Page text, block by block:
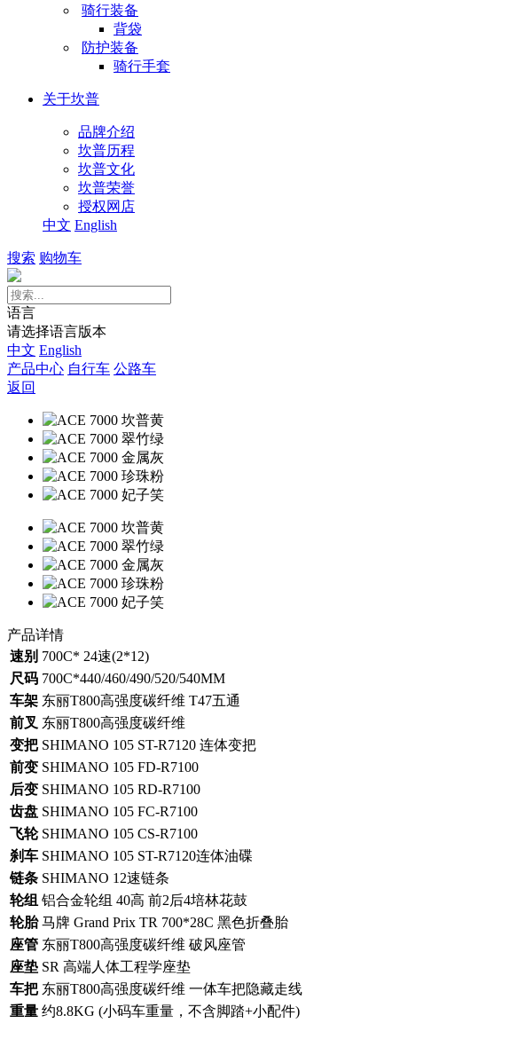
骑行装备
背袋
防护装备
骑行手套
关于坎普
品牌介绍
坎普历程
坎普文化
坎普荣誉
授权网店
中文 English
搜索 购物车
语言
请选择语言版本
中文 English
产品中心 自行车 公路车
返回
产品详情
速别 700C* 24速(2*12)
尺码 700C*440/460/490/520/540MM
车架 东丽T800高强度碳纤维 T47五通
前叉 东丽T800高强度碳纤维
变把 SHIMANO 105 ST-R7120 连体变把
前变 SHIMANO 105 FD-R7100
后变 SHIMANO 105 RD-R7100
齿盘 SHIMANO 105 FC-R7100
飞轮 SHIMANO 105 CS-R7100
刹车 SHIMANO 105 ST-R7120连体油碟
链条 SHIMANO 12速链条
轮组 铝合金轮组 40高 前2后4培林花鼓
轮胎 马牌 Grand Prix TR 700*28C 黑色折叠胎
座管 东丽T800高强度碳纤维 破风座管
座垫 SR 高端人体工程学座垫
车把 东丽T800高强度碳纤维 一体车把隐藏走线
重量 约8.8KG (小码车重量，不含脚踏+小配件)